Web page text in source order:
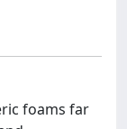
foams far